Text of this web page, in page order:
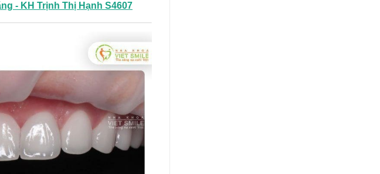
- KH Trịnh Thị Hạnh S4607